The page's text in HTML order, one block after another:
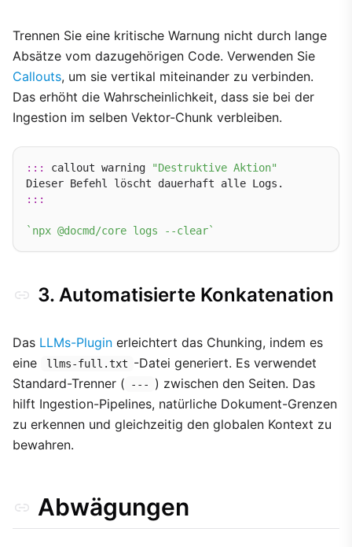
Trennen Sie eine kritische Warnung nicht durch lange
Absätze vom dazugehörigen Code. Verwenden Sie
Callouts, um sie vertikal miteinander zu verbinden.
Das erhöht die Wahrscheinlichkeit, dass sie bei der
Ingestion im selben Vektor-Chunk verbleiben.
::: callout warning
"Destruktive Aktion"
:::
`npx @docmd/core logs --clear`
3. Automatisierte Konkatenation
Das LLMs-Plugin erleichtert das Chunking, indem es
eine
llms-full.txt -Datei generiert. Es verwendet
Standard-Trenner (
---
) zwischen den Seiten. Das
hilft Ingestion-Pipelines, natürliche Dokument-Grenzen
zu erkennen und gleichzeitig den globalen Kontext zu
bewahren.
Abwägungen